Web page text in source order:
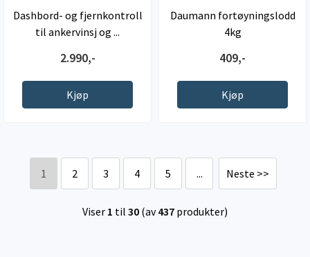
Dashbord- og fjernkontroll
til ankervinsj og ...
2.990,-
Kjøp
Daumann fortøyningslodd
4kg
409,-
Kjøp
1 2 3 4 5 ... Neste >>
Viser 1 til 30 (av437 produkter)